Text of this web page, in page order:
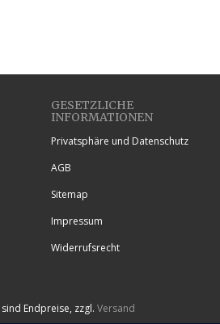
GESETZLICHE
INFORMATIONEN
Privatsphäre und Datenschutz
AGB
Sitemap
Impressum
Widerrufsrecht
Endpreise, zzgl. Versand